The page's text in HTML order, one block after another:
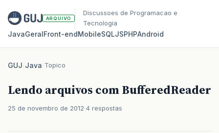
ARQUIVO
Discussoes de Programacao e
Tecnologia
JavaGeralFront‑endMobileSQLJSPHPAndroid
GUJ/Java/Topico
Lendo arquivos com BufferedReader
25 de novembro de 2012 4 respostas